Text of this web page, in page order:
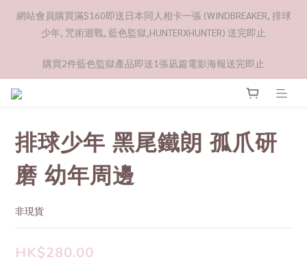
網站會員購買滿$160即送日本同人相卡一張 (WINDBREAKER, 排球
少年, 咒術迴戰, 藍色監獄,HUNTERXHUNTER) 送完即止
購買2件藍色監獄產品即送1張凪篇電影海報送完即止
排球少年 黑尾鐵朗 孤爪研
磨 幼年周邊
非現貨
HK$280.00